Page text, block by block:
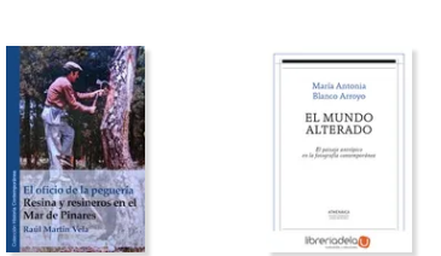
50%
dcto.
50%